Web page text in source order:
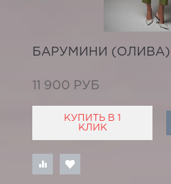
БАРУМИНИ (ОЛИВА)
11 900 РУБ
КУПИТЬ В 1
КЛИК